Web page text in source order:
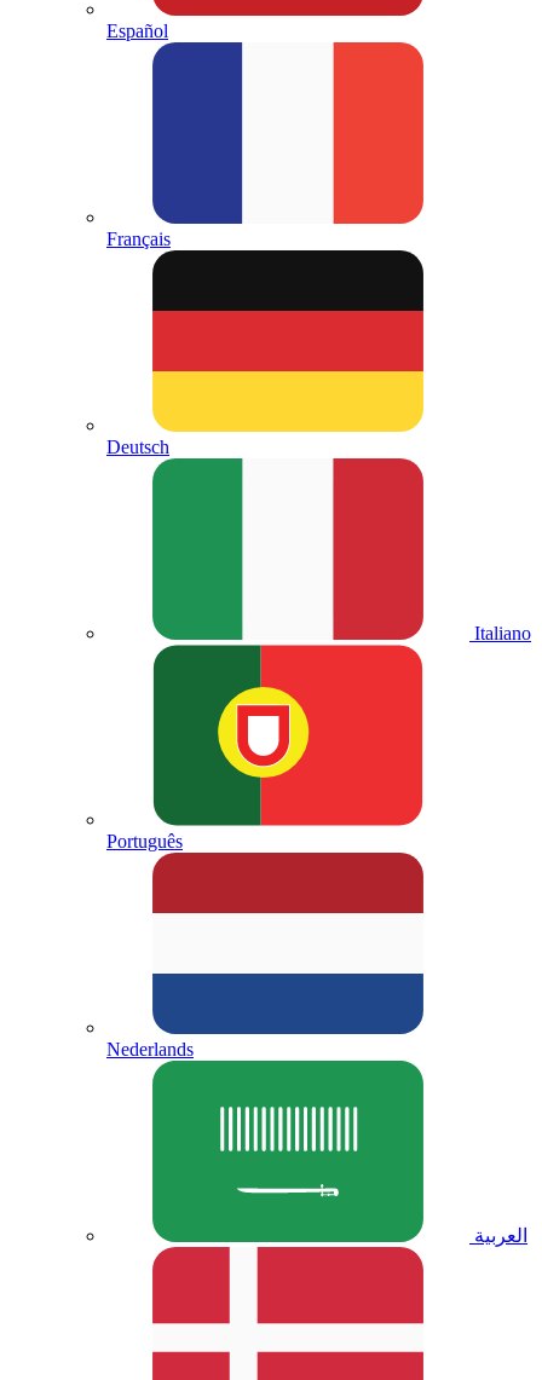
Español
Français
Deutsch
Italiano
Português
Nederlands
العربية